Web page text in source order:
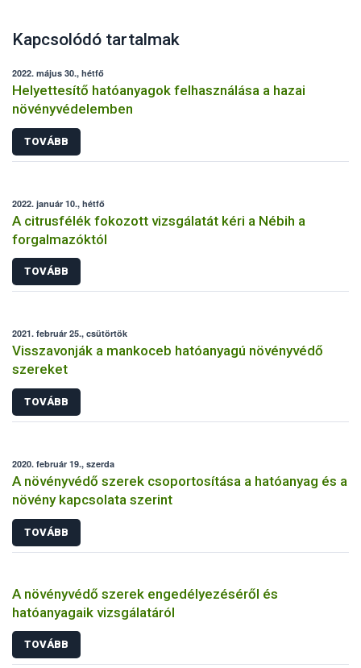
Kapcsolódó tartalmak
2022. május 30., hétfő
Helyettesítő hatóanyagok felhasználása a hazai
növényvédelemben
TOVÁBB
2022. január 10., hétfő
A citrusfélék fokozott vizsgálatát kéri a Nébih a
forgalmazóktól
TOVÁBB
2021. február 25., csütörtök
Visszavonják a mankoceb hatóanyagú növényvédő
szereket
TOVÁBB
2020. február 19., szerda
A növényvédő szerek csoportosítása a hatóanyag és a
növény kapcsolata szerint
TOVÁBB
A növényvédő szerek engedélyezéséről és
hatóanyagaik vizsgálatáról
TOVÁBB